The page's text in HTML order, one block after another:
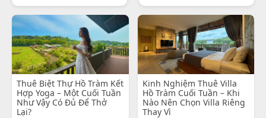
Thuê Biệt Thự Hồ Tràm Kết
Hợp Yoga – Một Cuối Tuần
Như Vậy Có Đủ Để Thở
Lại?
Kinh Nghiệm Thuê Villa
Hồ Tràm Cuối Tuần – Khi
Nào Nên Chọn Villa Riêng
Thay Vì